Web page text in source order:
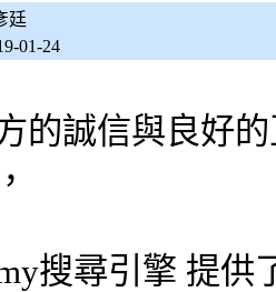
廷
01-24
的誠信與良好
搜尋引擎 提供